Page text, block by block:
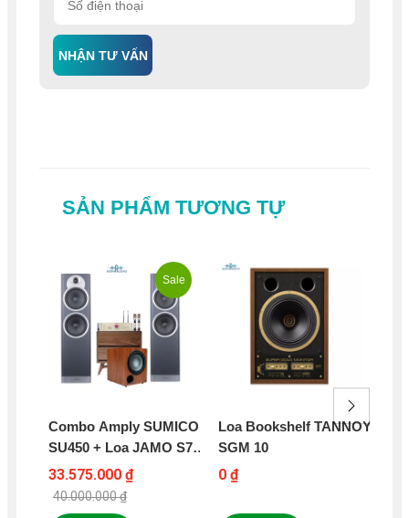
NHẬN TƯ VẤN
SẢN PHẨM TƯƠNG TỰ
Sale
Combo Amply SUMICO
SU450 + Loa JAMO S7-
27F + SUBWOOFER
JAMO C910 - B289
33.575.000 ₫
40.000.000 ₫
Loa Bookshelf TANNOY
SGM 10
0 ₫